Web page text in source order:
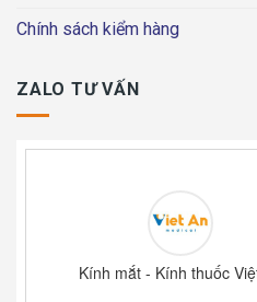
Chính sách kiểm hàng
ZALO TƯ VẤN